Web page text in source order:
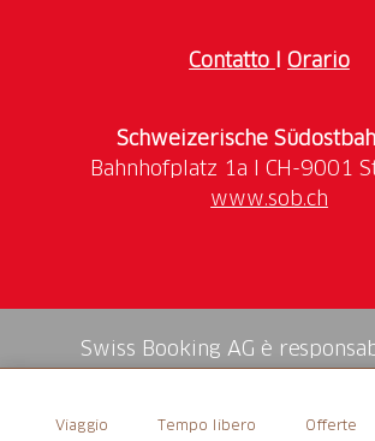
Viaggio Tempo libero Offerte
Contatto I Orario
Schweizerische
www.sob.ch
Swiss Booking AG è